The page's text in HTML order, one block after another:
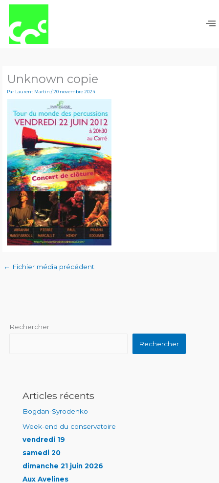
Unknown copie
Par Laurent Martin /20 novembre 2024
← Fichier média précédent
Rechercher
Rechercher
Articles récents
Bogdan-Syrodenko
Week-end du conservatoire
vendredi 19
samedi 20
dimanche 21 juin 2026
Aux Avelines